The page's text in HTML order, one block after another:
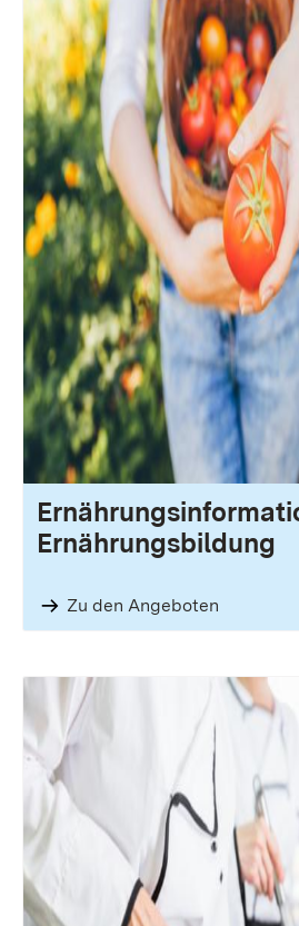
Ernährungsbildung
Zu den Angeboten